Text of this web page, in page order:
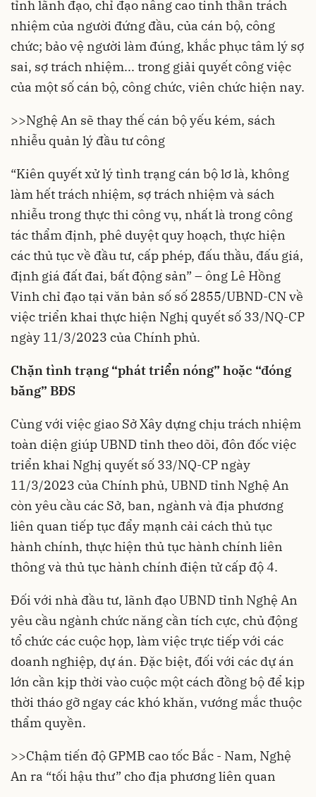
tỉnh lãnh đạo, chỉ đạo nâng cao tinh thần trách
nhiệm của người đứng đầu, của cán bộ, công
chức; bảo vệ người làm đúng, khắc phục tâm lý sợ
sai, sợ trách nhiệm... trong giải quyết công việc
của một số cán bộ, công chức, viên chức hiện nay.
>>Nghệ An sẽ thay thế cán bộ yếu kém, sách
nhiễu quản lý đầu tư công
“Kiên quyết xử lý tình trạng cán bộ lơ là, không
làm hết trách nhiệm, sợ trách nhiệm và sách
nhiễu trong thực thi công vụ, nhất là trong công
tác thẩm định, phê duyệt quy hoạch, thực hiện
các thủ tục về đầu tư, cấp phép, đấu thầu, đấu giá,
định giá đất đai, bất động sản” – ông Lê Hồng
Vinh chỉ đạo tại văn bản số số 2855/UBND-CN về
việc triển khai thực hiện Nghị quyết số 33/NQ-CP
ngày 11/3/2023 của Chính phủ.
Chặn tình trạng “phát triển nóng” hoặc “đóng
băng” BĐS
Cùng với việc giao Sở Xây dựng chịu trách nhiệm
toàn diện giúp UBND tỉnh theo dõi, đôn đốc việc
triển khai Nghị quyết số 33/NQ-CP ngày
11/3/2023 của Chính phủ, UBND tỉnh Nghệ An
còn yêu cầu các Sở, ban, ngành và địa phương
liên quan tiếp tục đẩy mạnh cải cách thủ tục
hành chính, thực hiện thủ tục hành chính liên
thông và thủ tục hành chính điện tử cấp độ 4.
Đối với nhà đầu tư, lãnh đạo UBND tỉnh Nghệ An
yêu cầu ngành chức năng cần tích cực, chủ động
tổ chức các cuộc họp, làm việc trực tiếp với các
doanh nghiệp, dự án. Đặc biệt, đối với các dự án
lớn cần kịp thời vào cuộc một cách đồng bộ để kịp
thời tháo gỡ ngay các khó khăn, vướng mắc thuộc
thẩm quyền.
>>Chậm tiến độ GPMB cao tốc Bắc - Nam, Nghệ
An ra “tối hậu thư” cho địa phương liên quan